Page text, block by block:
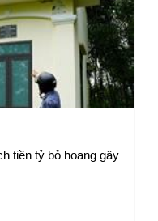
tiền tỷ bỏ hoang gây